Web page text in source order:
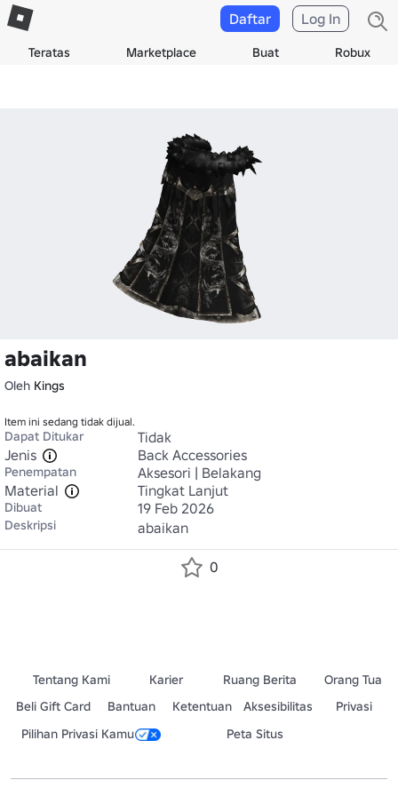
Teratas Marketplace Buat Robux
Daftar Log In
abaikan
Oleh Kings
Item ini sedang tidak dijual.
Dapat Ditukar
Tidak
Jenis
Back Accessories
Penempatan
Aksesori | Belakang
Material
Tingkat Lanjut
Dibuat 19 Feb 2026
Deskripsi abaikan
0
Tentang Kami Karier Ruang Berita
Orang Tua
Beli Gift Card
Bantuan Ketentuan Aksesibilitas
Privasi
Pilihan Privasi Kamu
Peta Situs